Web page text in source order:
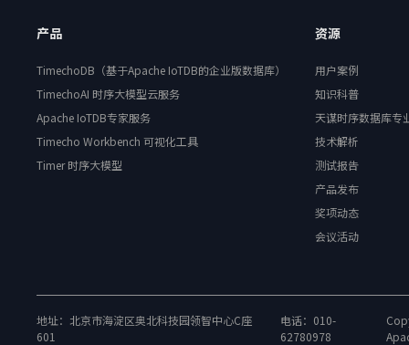
产品
TimechoDB（基于Apache IoTDB的企业版数据库）
TimechoAI 时序大模型云服务
Apache IoTDB专家服务
Timecho Workbench 可视化工具
Timer 时序大模型
资源
用户案例
知识科普
天谋时序数据库专
技术解析
测试报告
产品发布
奖项动态
会议活动
地址：北京市海淀区奥北科技园领智中心C座
601
电话：010-
62780978